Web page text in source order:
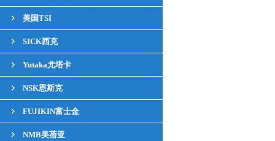
美国TSI
SICK西克
Yutaka尤塔卡
NSK恩斯克
FUJIKIN富士金
NMB美蓓亚